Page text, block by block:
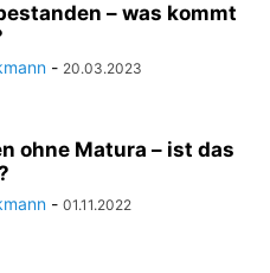
– was kommt
- 20.03.2023
ohne Matura – ist das
- 01.11.2022